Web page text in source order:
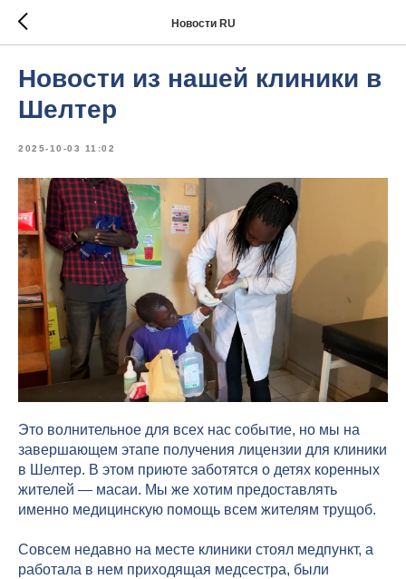
Новости RU
Новости из нашей клиники в
Шелтер
2025-10-03 11:02
Это волнительное для всех нас событие, но мы на
завершающем этапе получения лицензии для клиники
в Шелтер. В этом приюте заботятся о детях коренных
жителей — масаи. Мы же хотим предоставлять
именно медицинскую помощь всем жителям трущоб.
Совсем недавно на месте клиники стоял медпункт, а
работала в нем приходящая медсестра, были